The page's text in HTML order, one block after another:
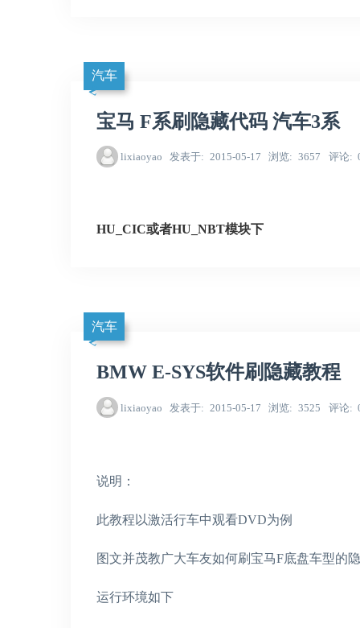
汽车
宝马 F系刷隐藏代码 汽车3系
lixiaoyao 发表于 2015-05-17 浏览 3657 评论
HU_CIC或者HU_NBT模块下
汽车
BMW E-SYS软件刷隐藏教程
lixiaoyao 发表于 2015-05-17 浏览 3525 评论
说明：
此教程以激活行车中观看DVD为例
图文并茂教广大车友如何刷宝马F底盘车型的
运行环境如下